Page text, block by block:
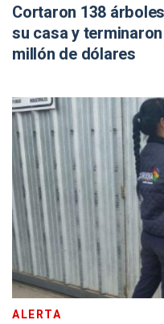
Cortaron 138
su casa y
millón de dólares
ALERTA